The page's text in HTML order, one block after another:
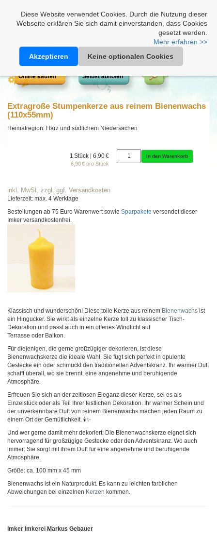
Diese Website verwendet Cookies. Durch die Nutzung dieser
Webseite erklären Sie sich damit einverstanden, dass Cookies
gesetzt werden.
Mehr erfahren >>
Akzeptieren
Keine optionalen Cookies
Online kaufen Selbst abholen
Extragroße Stumpenkerze aus reinem Bienenwachs
(110x55mm)
Heimatregion: Harz und südlichem Niedersachen
1 Stück | 6,90 €
6,90 € pro Stück
In den Warenkorb
inkl. MwSt, zzgl. ggf. Versandkosten
Lieferzeit: max. 4 Werktage
Bestellungen ab 75 Euro Warenwert sowie Sparpakete versendet dieser
Imker versandkostenfrei.
Klassisch und wunderschön! Diese tolle Kerze aus reinem Bienenwachs ist
ein Hingucker. Sie wirkt als einzelne Kerze toll zu klassischer Tisch-
Dekoration und passt auch in ein offenes Windlicht auf
Terrasse oder Balkon.
Für diejenigen, die gerne großzügiger dekorieren, ist diese
Bienenwachskerze die ideale Wahl. Sie fügt sich perfekt in opulente
Gestecke ein oder schmückt den traditionellen Adventskranz. Ihr warmer Duft
schafft überall, wo sie brennt, eine angenehme und beruhigende
Atmosphäre.
Erfreuen Sie sich an der zeitlosen Eleganz dieser Kerze, sei es als
Einzelstück oder als Teil Ihrer festlichen Dekoration. Ihr warmer Schein und
der unverkennbare Duft von reinem Bienenwachs machen jeden Raum zu
einem Ort der Gemütlichkeit. 🕯️✨
Und wer gerne damit mehr dekoriert: Die Bienenwachskerze eignet sich
hervorragend für großzügige Gestecke oder den Adventskranz. Wo auch
immer: Sie sorgt mit ihrem Duft für eine angenehme und beruhigende
Atmosphäre.
Größe: ca. 100 mm x 45 mm
Bienenwachs ist ein Naturprodukt. Es kann zu leichten farblichen
Abweichungen bei einzelnen Kerzen kommen.
Imker Imkerei Markus Gebauer